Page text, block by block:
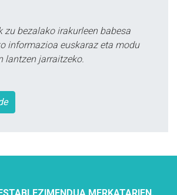
zu bezalako irakurleen babesa
informazioa euskaraz eta modu
lantzen jarraitzeko.